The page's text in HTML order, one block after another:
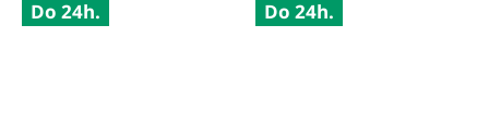
Do 24h. Do 24h.